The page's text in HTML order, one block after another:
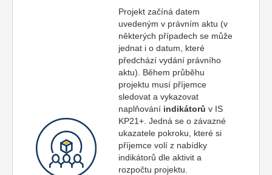
Projekt začíná datem
uvedeným v právním aktu (v
některých případech se může
jednat i o datum, které
předchází vydání právního
aktu). Během průběhu
projektu musí příjemce
sledovat a vykazovat
naplňování indikátorů v IS
KP21+. Jedná se o závazné
ukazatele pokroku, které si
příjemce volí z nabídky
indikátorů dle aktivit a
rozpočtu projektu.